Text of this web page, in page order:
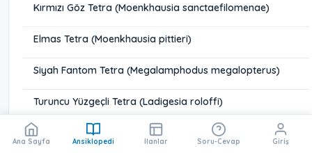
Kırmızı Göz Tetra (Moenkhausia sanctaefilomenae)
Elmas Tetra (Moenkhausia pittieri)
Siyah Fantom Tetra (Megalamphodus megalopterus)
Turuncu Yüzgeçli Tetra (Ladigesia roloffi)
Mavi İmparator Tetra (Inpaichthys kerri)
Ana Sayfa Ansiklopedi İlanlar Soru-Cevap Giriş